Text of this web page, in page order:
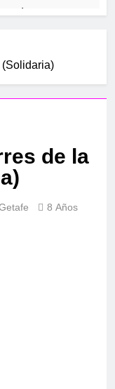
de los Buitres
y Casillas
–
(Solidaria)
de la
8 Años